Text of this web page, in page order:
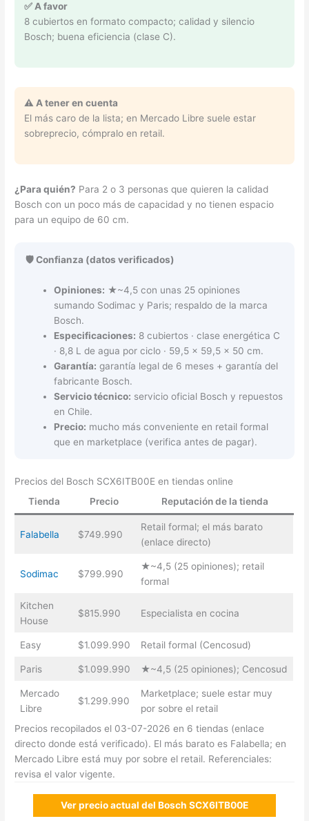
✅ A favor
8 cubiertos en formato compacto; calidad y silencio
Bosch; buena eficiencia (clase C).
⚠️ A tener en cuenta
El más caro de la lista; en Mercado Libre suele estar
sobreprecio, cómpralo en retail.
¿Para quién? Para 2 o 3 personas que quieren la calidad
Bosch con un poco más de capacidad y no tienen espacio
para un equipo de 60 cm.
🛡️ Confianza (datos verificados)
Opiniones: ★~4,5 con unas 25 opiniones
sumando Sodimac y Paris; respaldo de la marca
Bosch.
Especificaciones: 8 cubiertos · clase energética C
· 8,8 L de agua por ciclo · 59,5 × 59,5 × 50 cm.
Garantía: garantía legal de 6 meses + garantía del
fabricante Bosch.
Servicio técnico: servicio oficial Bosch y repuestos
en Chile.
Precio: mucho más conveniente en retail formal
que en marketplace (verifica antes de pagar).
Precios del Bosch SCX6ITB00E en tiendas online
Tienda
Precio Reputación de la tienda
Falabella $749.990
Retail formal; el más barato
(enlace directo)
Sodimac $799.990
★~4,5 (25 opiniones); retail
formal
Kitchen
House
$815.990 Especialista en cocina
Easy $1.099.990 Retail formal (Cencosud)
Paris $1.099.990 ★~4,5 (25 opiniones); Cencosud
Mercado
Libre
$1.299.990
Marketplace; suele estar muy
por sobre el retail
Precios recopilados el 03-07-2026 en 6 tiendas (enlace
directo donde está verificado). El más barato es Falabella; en
Mercado Libre está muy por sobre el retail. Referenciales:
revisa el valor vigente.
Ver precio actual del Bosch SCX6ITB00E